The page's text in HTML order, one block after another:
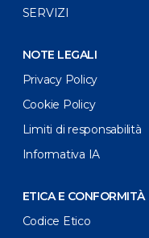
SERVIZI
NOTE LEGALI
Privacy Policy
Cookie Policy
Limiti di responsabilità
Informativa IA
ETICA E CONFORMITÀ
Codice Etico